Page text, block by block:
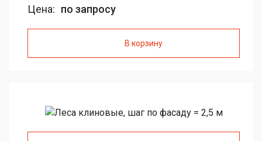
Цена: по запросу
В корзину